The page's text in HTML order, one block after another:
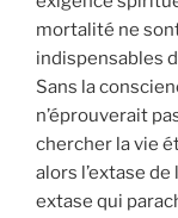
mortalité ne
indispensables
Sans la
n’éprouverait
chercher la vie
alors l’extase
extase qui